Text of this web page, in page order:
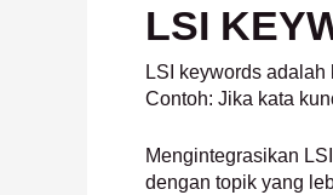
LSI
LSI keywords
Contoh: Jika kata
Mengintegrasikan
dengan topik yang